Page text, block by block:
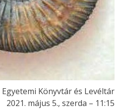
Egyetemi Könyvtár és Levéltár
2021. május 5., szerda – 11:15